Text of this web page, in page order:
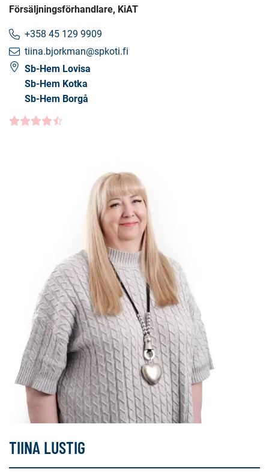
Försäljningsförhandlare, KiAT
+358 45 129 9909
tiina.bjorkman@spkoti.fi
Sb-Hem Lovisa
Sb-Hem Kotka
Sb-Hem Borgå
Kundbetyg
TIINA LUSTIG